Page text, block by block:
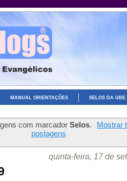
MANUAL ORIENTAÇÕES SELOS DA UBE
com marcador Selos.
Mostrar
postagens
quinta-feira, 17 de